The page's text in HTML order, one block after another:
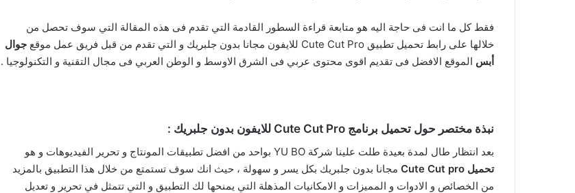
فقط كل ما انت فى حاجة اليه هو متابعة قراءة السطور القادمة التي تقدم فى هذه المقالة التي سوف تحصل من
خلالها على رابط تحميل تطبيق Cute Cut Pro للايفون مجانا بدون جلبريك و التي تقدم من قبل فريق عمل موقع
جوال
أبس الموقع الافضل فى تقديم اقوى محتوى عربي فى الشرق الاوسط و الوطن العربي فى مجال التقنية و التكنولوجيا .
نبذة مختصر حول تحميل برنامج Cute Cut Pro للايفون بدون جلبريك :
بعد انتظار طال لمدة بعيدة طلت علينا شركة YU BO بواحد من افضل تطبيقات المونتاج و تحرير الفيديوهات و هو
تحميل Cute Cut pro
مجانا بدون جلبريك بكل يسر و سهولة ، حيث انك سوف تستمتع من خلال هذا التطبيق بالمزيد
من الخصائص و الادوات و المميزات و الامكانيات المذهلة التي يمنحها لك التطبيق و التي تتمثل في تحرير و تعديل